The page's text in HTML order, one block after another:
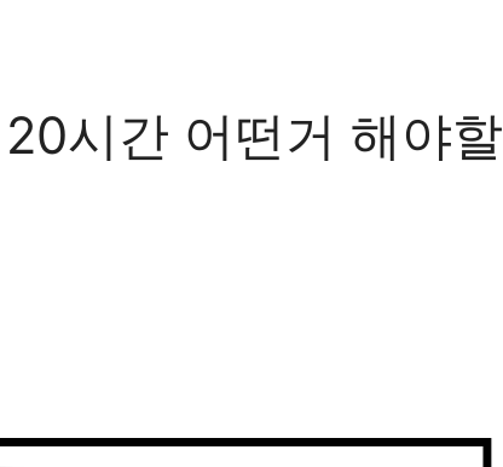
시간 어떤거 해야할